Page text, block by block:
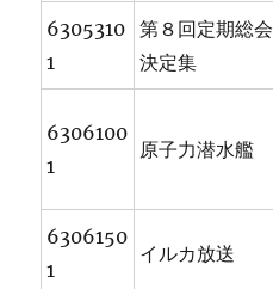
6305310
1
第８回定期総会
決定集
6306100
1
原子力潜水艦
6306150
1
イルカ放送